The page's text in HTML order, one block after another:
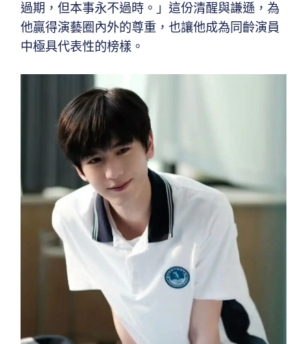
過期，但本事永不過時。」這份清醒與謙遜，為
他贏得演藝圈內外的尊重，也讓他成為同齡演員
中極具代表性的榜樣。